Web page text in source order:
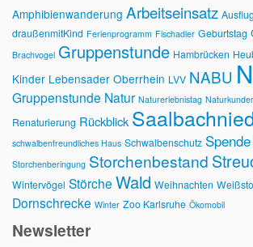
Amphibienwanderung Arbeitseinsatz Ausflug
draußenmitKind Ferienprogramm Fischadler Geburtstag
Brachvogel Gruppenstunde Hambrücken
Kinder Lebensader Oberrhein LVV NABU
Gruppenstunde Natur Naturerlebnistag
Renaturierung Rückblick
schwalbenfreundliches Haus Schwalbenschutz Spende
Storchenberingung Storchenbestand
Wintervögel Störche Wald Weihnachten
Dornschrecke Winter Zoo Karlsruhe Ökomobil
Newsletter